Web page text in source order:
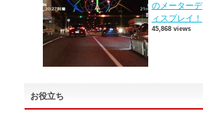
のメーターデ
ィスプレイ！
45,868 views
お役立ち